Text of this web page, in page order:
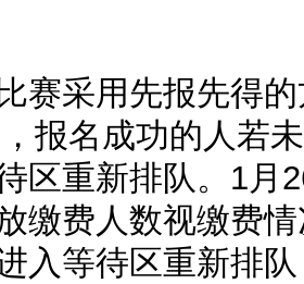
赛采用先报先得
报名成功的人若
区重新排队。1月
缴费人数视缴费
入等待区重新排